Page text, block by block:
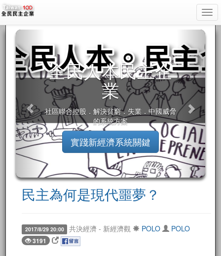
全民人本民主企
業
社區聯合控股．解決貧窮．失業．中國威脅
的系統方案
實踐新經濟系統關鍵
民主為何是現代噩夢？
2017/8/29 20:00 共決經濟 - 新經濟觀 POLO POLO
3191